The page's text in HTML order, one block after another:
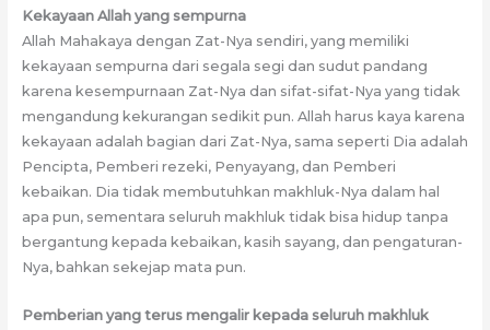
Kekayaan Allah yang sempurna
Allah Mahakaya dengan Zat-Nya sendiri, yang memiliki
kekayaan sempurna dari segala segi dan sudut pandang
karena kesempurnaan Zat-Nya dan sifat-sifat-Nya yang tidak
mengandung kekurangan sedikit pun. Allah harus kaya karena
kekayaan adalah bagian dari Zat-Nya, sama seperti Dia adalah
Pencipta, Pemberi rezeki, Penyayang, dan Pemberi
kebaikan. Dia tidak membutuhkan makhluk-Nya dalam hal
apa pun, sementara seluruh makhluk tidak bisa hidup tanpa
bergantung kepada kebaikan, kasih sayang, dan pengaturan-
Nya, bahkan sekejap mata pun.
Pemberian yang terus mengalir kepada seluruh makhluk